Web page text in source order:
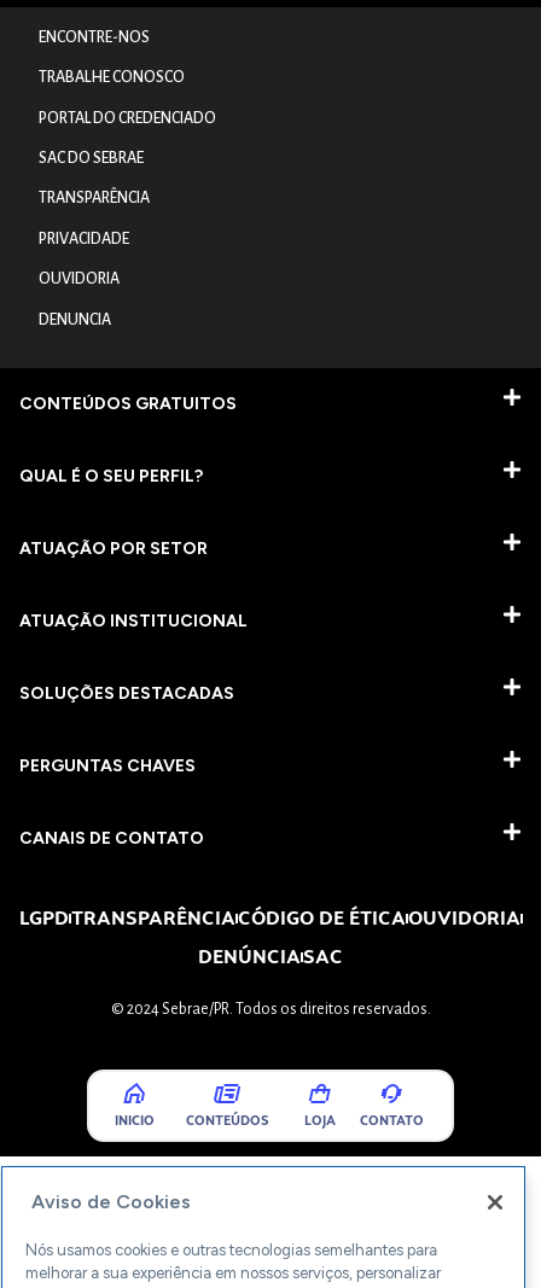
ENCONTRE-NOS
TRABALHE CONOSCO
PORTAL DO CREDENCIADO
SAC DO SEBRAE
TRANSPARÊNCIA
PRIVACIDADE
OUVIDORIA
DENUNCIA
CONTEÚDOS GRATUITOS
QUAL É O SEU PERFIL?
ATUAÇÃO POR SETOR
ATUAÇÃO INSTITUCIONAL
SOLUÇÕES DESTACADAS
PERGUNTAS CHAVES​
CANAIS DE CONTATO
LGPDTRANSPARÊNCIACÓDIGO DE ÉTICAOUVIDORIA
DENÚNCIASAC
© 2024 Sebrae/PR. Todos os direitos reservados.
INICIO CONTEÚDOS LOJA CONTATO
Aviso de Cookies
Nós usamos cookies e outras tecnologias semelhantes para
melhorar a sua experiência em nossos serviços, personalizar